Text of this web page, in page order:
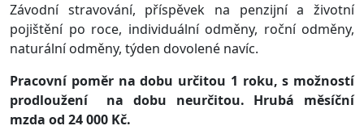
Závodní stravování, příspěvek na penzijní a životní
pojištění po roce, individuální odměny, roční odměny,
naturální odměny, týden dovolené navíc.
Pracovní poměr na dobu určitou 1 roku, s možností
prodloužení na dobu neurčitou. Hrubá měsíční
mzda od 24 000 Kč.